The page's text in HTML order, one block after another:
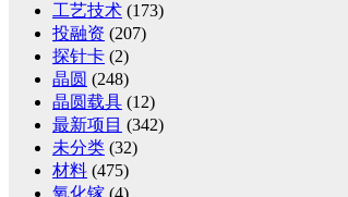
工艺技术 (173)
投融资 (207)
探针卡 (2)
晶圆 (248)
晶圆载具 (12)
最新项目 (342)
未分类 (32)
材料 (475)
氧化镓 (4)